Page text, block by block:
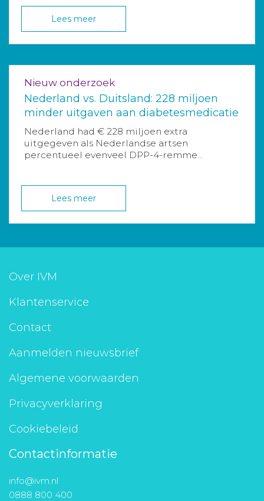
Lees meer
Nieuw onderzoek
Nederland vs. Duitsland: 228 miljoen
minder uitgaven aan diabetesmedicatie
Nederland had € 228 miljoen extra
uitgegeven als Nederlandse artsen
percentueel evenveel DPP-4-remme...
Lees meer
Over IVM
Klantenservice
Contact
Aanmelden nieuwsbrief
Algemene voorwaarden
Privacyverklaring
Cookiebeleid
Contactinformatie
info@ivm.nl
0888 800 400